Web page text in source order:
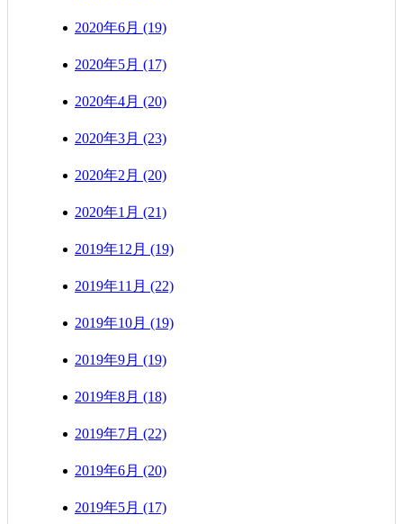
2020年6月 (19)
2020年5月 (17)
2020年4月 (20)
2020年3月 (23)
2020年2月 (20)
2020年1月 (21)
2019年12月 (19)
2019年11月 (22)
2019年10月 (19)
2019年9月 (19)
2019年8月 (18)
2019年7月 (22)
2019年6月 (20)
2019年5月 (17)